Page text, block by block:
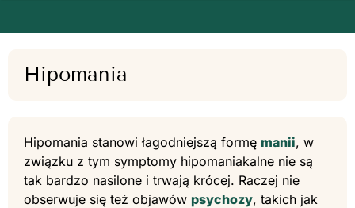
Hipomania
Hipomania stanowi łagodniejszą formę manii, w
związku z tym symptomy hipomaniakalne nie są
tak bardzo nasilone i trwają krócej. Raczej nie
obserwuje się też objawów psychozy, takich jak